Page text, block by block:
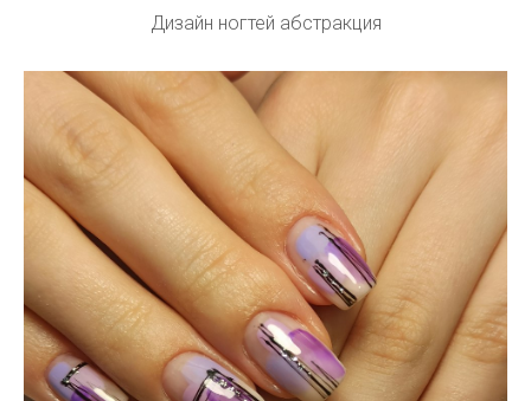
Дизайн ногтей абстракция